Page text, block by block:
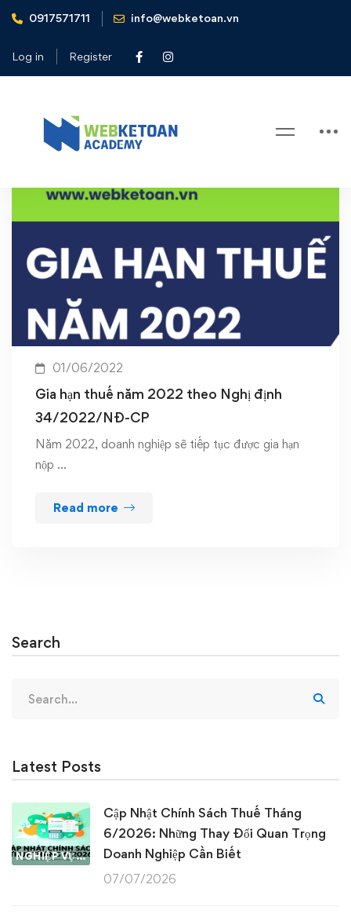
0917571711 info@webketoan.vn
Log in Register
Home gia hạn thuế năm 2022
Tag: gia hạn thuế năm 2022
01/06/2022
Gia hạn thuế năm 2022 theo Nghị định
34/2022/NĐ-CP
Năm 2022, doanh nghiệp sẽ tiếp tục được gia hạn
nộp …
Read more
Search
for:
Latest Posts
NGHIỆP VỤ KẾ TOÁN & THUẾ
Cập Nhật Chính Sách Thuế Tháng
6/2026: Những Thay Đổi Quan Trọng
Doanh Nghiệp Cần Biết
07/07/2026